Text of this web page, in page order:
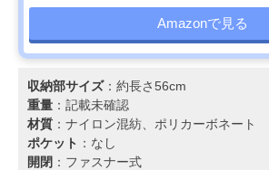
Amazonで見る
収納部サイズ：約長さ56cm
重量 ：記載未確認
材質 ：ナイロン混紡、ポリカーボネート
ポケット ：なし
開閉 ：ファスナー式